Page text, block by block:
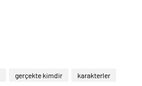
gerçekte kimdir karakterler